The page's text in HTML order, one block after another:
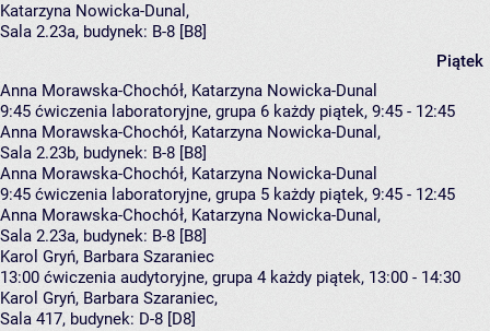
Katarzyna Nowicka-Dunal ,
Sala 2.23a, budynek: B-8 [B8]
Piątek
Anna Morawska-Chochół, Katarzyna Nowicka-Dunal
9:45 ćwiczenia laboratoryjne, grupa 6 każdy piątek, 9:45 - 12:45
Anna Morawska-Chochół, Katarzyna Nowicka-Dunal ,
Sala 2.23b, budynek: B-8 [B8]
Anna Morawska-Chochół, Katarzyna Nowicka-Dunal
9:45 ćwiczenia laboratoryjne, grupa 5 każdy piątek, 9:45 - 12:45
Anna Morawska-Chochół, Katarzyna Nowicka-Dunal ,
Sala 2.23a, budynek: B-8 [B8]
Karol Gryń, Barbara Szaraniec
13:00 ćwiczenia audytoryjne, grupa 4 każdy piątek, 13:00 - 14:30
Karol Gryń, Barbara Szaraniec,
Sala 417, budynek: D-8 [D8]